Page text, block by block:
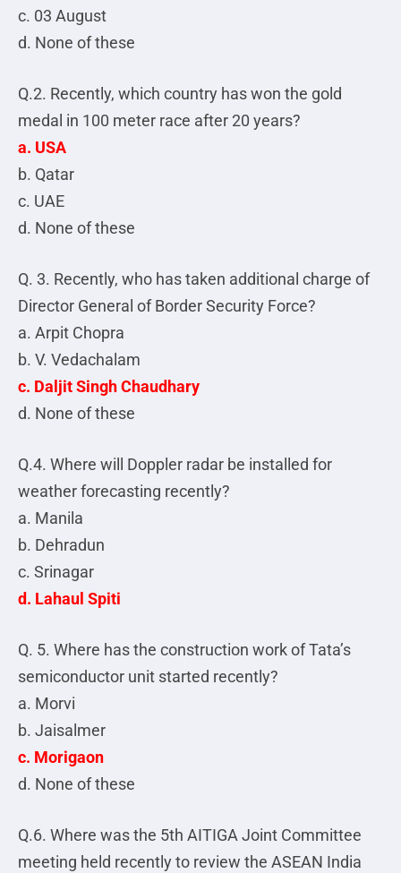
c. 03 August
d. None of these
Q.2. Recently, which country has won the gold
medal in 100 meter race after 20 years?
a. USA
b. Qatar
c. UAE
d. None of these
Q. 3. Recently, who has taken additional charge of
Director General of Border Security Force?
a. Arpit Chopra
b. V. Vedachalam
c. Daljit Singh Chaudhary
d. None of these
Q.4. Where will Doppler radar be installed for
weather forecasting recently?
a. Manila
b. Dehradun
c. Srinagar
d. Lahaul Spiti
Q. 5. Where has the construction work of Tata’s
semiconductor unit started recently?
a. Morvi
b. Jaisalmer
c. Morigaon
d. None of these
Q.6. Where was the 5th AITIGA Joint Committee
meeting held recently to review the ASEAN India